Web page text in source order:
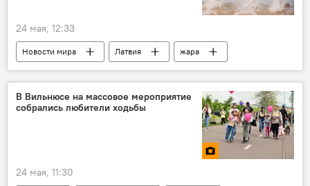
24 мая, 12:33
Новости мира Латвия
жара
Европа
В Вильнюсе на массовое мероприятие
собрались любители ходьбы
24 мая, 11:30